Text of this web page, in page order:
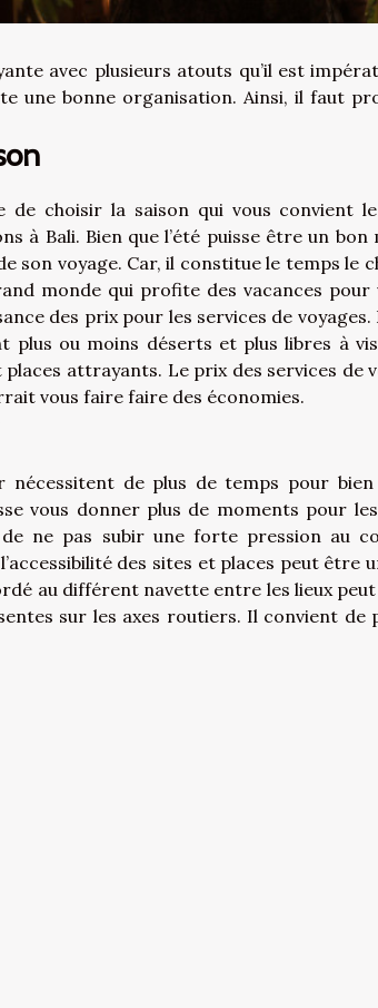
avec plusieurs atouts qu’il est
une bonne organisation. Ainsi, il faut
choisir la saison qui vous convient le
à Bali. Bien que l’été puisse être un bon
son voyage. Car, il constitue le temps le
monde qui profite des vacances pour
des prix pour les services de voyages.
plus ou moins déserts et plus libres à
attrayants. Le prix des services de
vous faire faire des économies.
nécessitent de plus de temps pour
vous donner plus de moments pour
ne pas subir une forte pression au
des sites et places peut être
au différent navette entre les lieux
sur les axes routiers. Il convient de